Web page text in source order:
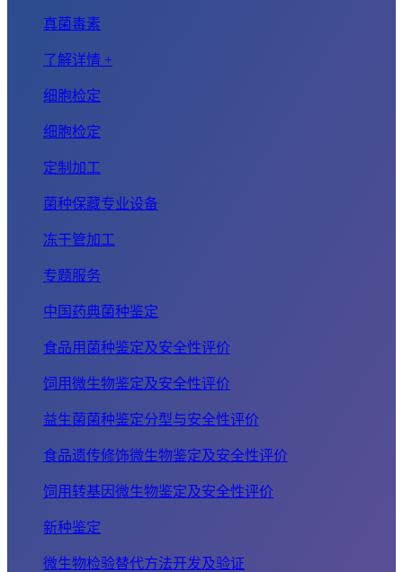
真菌毒素
了解详情 +
细胞检定
细胞检定
定制加工
菌种保藏专业设备
冻干管加工
专题服务
中国药典菌种鉴定
食品用菌种鉴定及安全性评价
饲用微生物鉴定及安全性评价
益生菌菌种鉴定分型与安全性评价
食品遗传修饰微生物鉴定及安全性评价
饲用转基因微生物鉴定及安全性评价
新种鉴定
微生物检验替代方法开发及验证